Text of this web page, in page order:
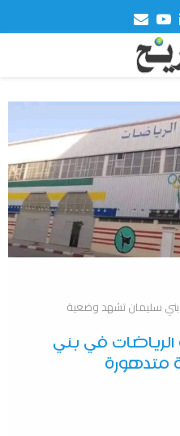
Linkedin
Youtube
Email
بني سليمان تشهد وضعية
الرياضات في بني
متدهورة